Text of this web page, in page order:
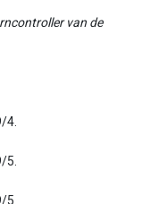
van de
4.
5.
5.